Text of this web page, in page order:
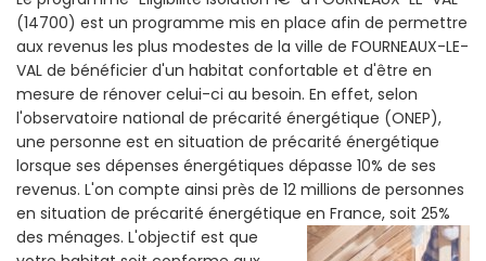
(14700) est un programme mis en place afin de permettre
aux revenus les plus modestes de la ville de FOURNEAUX-LE-
VAL de bénéficier d'un habitat confortable et d'être en
mesure de rénover celui-ci au besoin. En effet, selon
l'observatoire national de précarité énergétique (ONEP),
une personne est en situation de précarité énergétique
lorsque ses dépenses énergétiques dépasse 10% de ses
revenus. L'on compte ainsi près de 12 millions de personnes
en situation de précarité énergétique en France, soit 25%
des ménages. L'objectif est que